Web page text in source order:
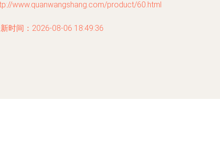
www.quanwangshang.com/product/60.html
时间：2026-08-06 18:49:36